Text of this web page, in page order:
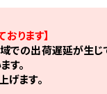
ります】
の出荷遅延が生じ
す。
げます。